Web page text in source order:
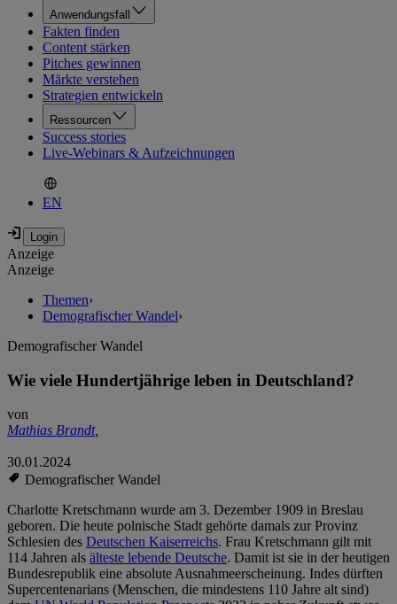
Anwendungsfall
Fakten finden
Content stärken
Pitches gewinnen
Märkte verstehen
Strategien entwickeln
Ressourcen
Success stories
Live-Webinars & Aufzeichnungen
EN
Anzeige
Anzeige
Themen›
Demografischer Wandel›
Demografischer Wandel
Wie viele Hundertjährige leben in Deutschland?
von
Mathias Brandt,
30.01.2024
Demografischer Wandel
Charlotte Kretschmann wurde am 3. Dezember 1909 in Breslau
geboren. Die heute polnische Stadt gehörte damals zur Provinz
Schlesien des Deutschen Kaiserreichs. Frau Kretschmann gilt mit
114 Jahren als älteste lebende Deutsche. Damit ist sie in der heutigen
Bundesrepublik eine absolute Ausnahmeerscheinung. Indes dürften
Supercentenarians (Menschen, die mindestens 110 Jahre alt sind)